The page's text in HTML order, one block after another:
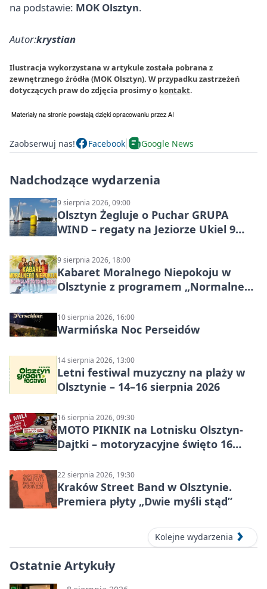
na podstawie: MOK Olsztyn.
Autor:krystian
Ilustracja wykorzystana w artykule została pobrana z
zewnętrznego źródła (MOK Olsztyn). W przypadku zastrzeżeń
dotyczących praw do zdjęcia prosimy o kontakt.
Zaobserwuj nas! Facebook Google News
Nadchodzące wydarzenia
9 sierpnia 2026, 09:00
Olsztyn Żegluje o Puchar GRUPA
WIND – regaty na Jeziorze Ukiel 9
9 sierpnia 2026, 18:00
Kabaret Moralnego Niepokoju w
Olsztynie z programem „Normalne
10 sierpnia 2026, 16:00
Warmińska Noc Perseidów
14 sierpnia 2026, 13:00
Letni festiwal muzyczny na plaży w
Olsztynie – 14–16 sierpnia 2026
16 sierpnia 2026, 09:30
MOTO PIKNIK na Lotnisku Olsztyn-
Dajtki – motoryzacyjne święto 16
22 sierpnia 2026, 19:30
Kraków Street Band w Olsztynie.
Premiera płyty „Dwie myśli stąd”
Kolejne wydarzenia
Ostatnie Artykuły